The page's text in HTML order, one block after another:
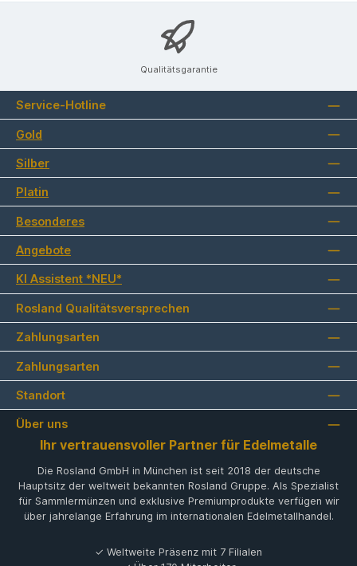
Qualitätsgarantie
Service-Hotline
Gold
Silber
Platin
Besonderes
Angebote
KI Assistent *NEU*
Rosland Qualitätsversprechen
Zahlungsarten
Zahlungsarten
Standort
Über uns
Ihr vertrauensvoller Partner für Edelmetalle
Die Rosland GmbH in München ist seit 2018 der deutsche
Hauptsitz der weltweit bekannten Rosland Gruppe. Als Spezialist
für Sammlermünzen und exklusive Premiumprodukte verfügen wir
über jahrelange Erfahrung im internationalen Edelmetallhandel.
✓ Weltweite Präsenz mit 7 Filialen